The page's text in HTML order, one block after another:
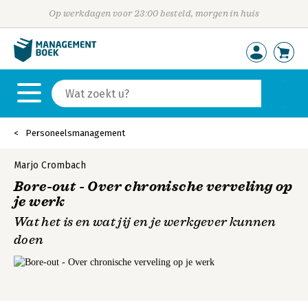
Op werkdagen voor 23:00 besteld, morgen in huis
Personeelsmanagement
Marjo Crombach
Bore-out - Over chronische verveling op
je werk
Wat het is en wat jij en je werkgever kunnen
doen